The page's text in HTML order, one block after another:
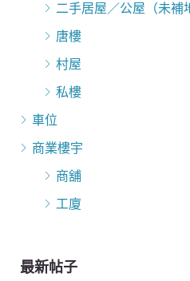
二手居屋／公屋（未補
唐樓
村屋
私樓
車位
商業樓宇
商舖
工廈
最新帖子